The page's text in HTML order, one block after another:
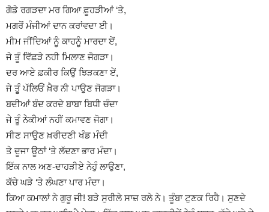
ਗੋਡੇ ਰਗੜਦਾ ਮਰ ਗਿਆ ਫ਼ੂਹੜੀਆਂ ‘ਤੇ,
ਮਗਰੋਂ ਮੰਜੀਆਂ ਦਾਨ ਕਰਾਂਵਦਾ ਈ।
ਮੀਮ ਜੀਂਦਿਆਂ ਨੂੰ ਕਾਹਨੂੰ ਮਾਰਦਾ ਏਂ,
ਜੇ ਤੂੰ ਵਿੱਛੜੇ ਨਹੀ ਮਿਲਾਣ ਜੋਗੜਾ।
ਦਰ ਆਏ ਫ਼ਕੀਰ ਕਿਉਂ ਝਿੜਕਣਾ ਏਂ,
ਜੇ ਤੂੰ ਪੱਲਿਓਂ ਖ਼ੈਰ ਨੀ ਪਾਉਣ ਜੋਗੜਾ।
ਬਦੀਆਂ ਬੰਦ ਕਰਦੇ ਬਾਬਾ ਬਿਧੀ ਚੰਦਾ
ਜੇ ਤੂੰ ਨੇਕੀਆਂ ਨਹੀਂ ਕਮਾਵਣ ਜੋਗਾ।
ਸੀਣ ਸਾਉਣ ਖ਼ਰੀਦਣੀ ਖੰਡ ਮੰਦੀ
ਤੇ ਦੂਜਾ ਊਠਾਂ ‘ਤੇ ਲੱਦਣਾ ਭਾਰ ਮੰਦਾ।
ਇੱਕ ਨਾਲ ਅਣ-ਦਾਹੜੀਏ ਨੇਹੁੰ ਲਾਉਣਾ,
ਕੱਚੇ ਘੜੇ ‘ਤੇ ਲੰਘਣਾ ਪਾਰ ਮੰਦਾ।
ਕਿਆ ਕਮਾਲਾਂ ਨੇ ਗੁਰੂ ਜੀ! ਬੜੇ ਸੁਰੀਲੇ ਸਾਜ਼ ਰਲੇ ਨੇ। ਤੂੰਬਾ ਟੁਣਕ ਰਿਹੈ। ਸੁਣਦੇ